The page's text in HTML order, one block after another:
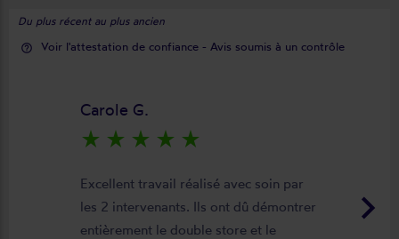
Du plus récent au plus ancien
help_outline Voir l'attestation de confiance - Avis soumis à un contrôle
keyboard_arrow_right
Carole G.
star_rate star_rate star_rate star_rate star_rate
Excellent travail réalisé avec soin par
les 2 intervenants. Ils ont dû démontrer
entièrement le double store et le